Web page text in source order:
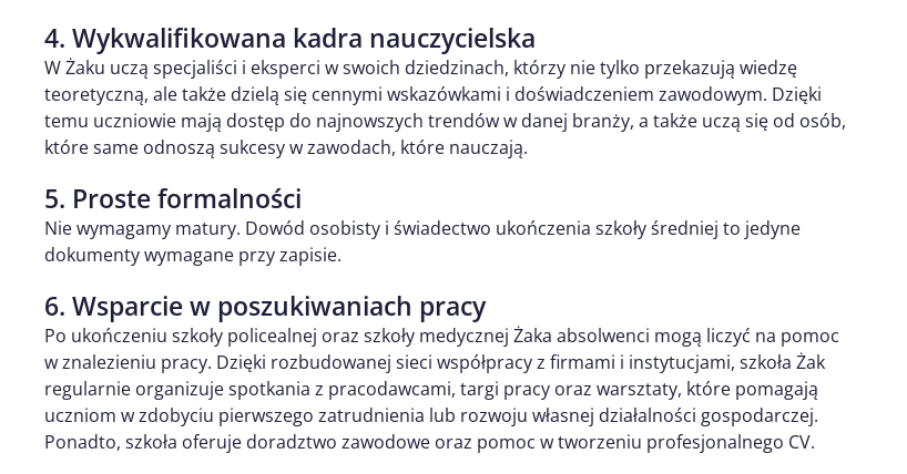
4. Wykwalifikowana kadra nauczycielska
W Żaku uczą specjaliści i eksperci w swoich dziedzinach, którzy nie tylko przekazują wiedzę
teoretyczną, ale także dzielą się cennymi wskazówkami i doświadczeniem zawodowym. Dzięki
temu uczniowie mają dostęp do najnowszych trendów w danej branży, a także uczą się od osób,
które same odnoszą sukcesy w zawodach, które nauczają.
5. Proste formalności
Nie wymagamy matury. Dowód osobisty i świadectwo ukończenia szkoły średniej to jedyne
dokumenty wymagane przy zapisie.
6. Wsparcie w poszukiwaniach pracy
Po ukończeniu szkoły policealnej oraz szkoły medycznej Żaka absolwenci mogą liczyć na pomoc
w znalezieniu pracy. Dzięki rozbudowanej sieci współpracy z firmami i instytucjami, szkoła Żak
regularnie organizuje spotkania z pracodawcami, targi pracy oraz warsztaty, które pomagają
uczniom w zdobyciu pierwszego zatrudnienia lub rozwoju własnej działalności gospodarczej.
Ponadto, szkoła oferuje doradztwo zawodowe oraz pomoc w tworzeniu profesjonalnego CV.